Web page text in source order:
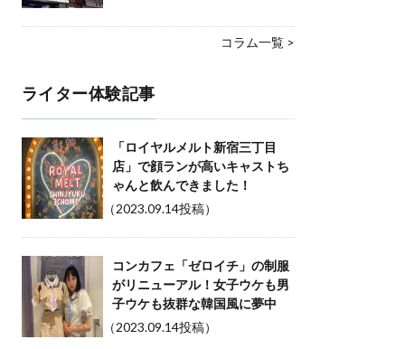
コラム一覧 >
ライター体験記事
「ロイヤルメルト新宿三丁目
店」で顔ランが高いキャストち
ゃんと飲んできました！
（2023.09.14投稿）
コンカフェ「ゼロイチ」の制服
がリニューアル！女子ウケも男
子ウケも抜群な韓国風に夢中
（2023.09.14投稿）